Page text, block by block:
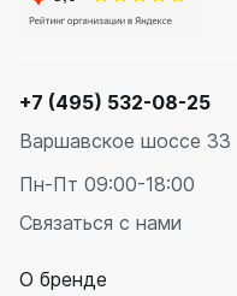
+7 (495) 532-08-25
Варшавское шоссе 33
Пн-Пт 09:00-18:00
Связаться с нами
О бренде